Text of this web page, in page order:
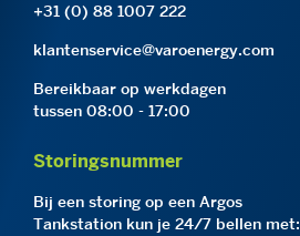
+31 (0) 88 1007 222
klantenservice@varoenergy.com
Bereikbaar op werkdagen
tussen 08:00 - 17:00
Storingsnummer
Bij een storing op een Argos
Tankstation kun je 24/7 bellen met: